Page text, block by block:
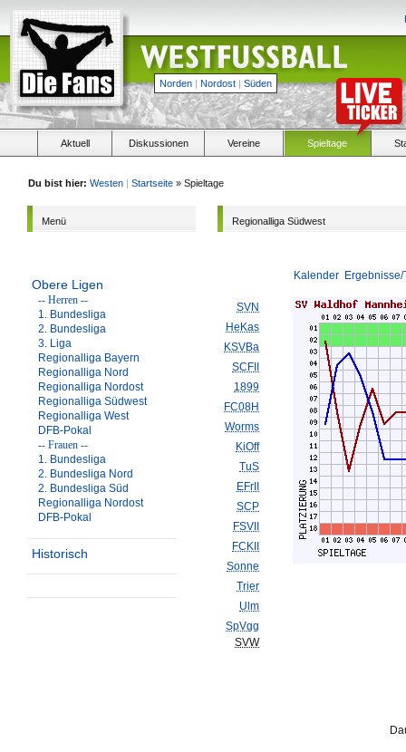
Norden | Nordost | Süden
Aktuell Diskussionen Vereine Spieltage
Du bist hier: Westen | Startseite » Spieltage
Menü
Obere Ligen
-- Herren --
1. Bundesliga
2. Bundesliga
3. Liga
Regionalliga Bayern
Regionalliga Nord
Regionalliga Nordost
Regionalliga Südwest
Regionalliga West
DFB-Pokal
-- Frauen --
1. Bundesliga
2. Bundesliga Nord
2. Bundesliga Süd
Regionalliga Nordost
DFB-Pokal
Historisch
Regionalliga Südwest
Kalender
SVN
HeKas
KSVBa
SCFII
1899
FC08H
Worms
KiOff
TuS
EFrII
SCP
FSVII
FCKII
Sonne
Trier
Ulm
SpVgg
SVW